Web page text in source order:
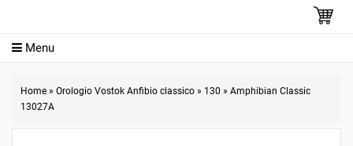
Menu
Home » Orologio Vostok Anfibio classico » 130 » Amphibian Classic
13027A